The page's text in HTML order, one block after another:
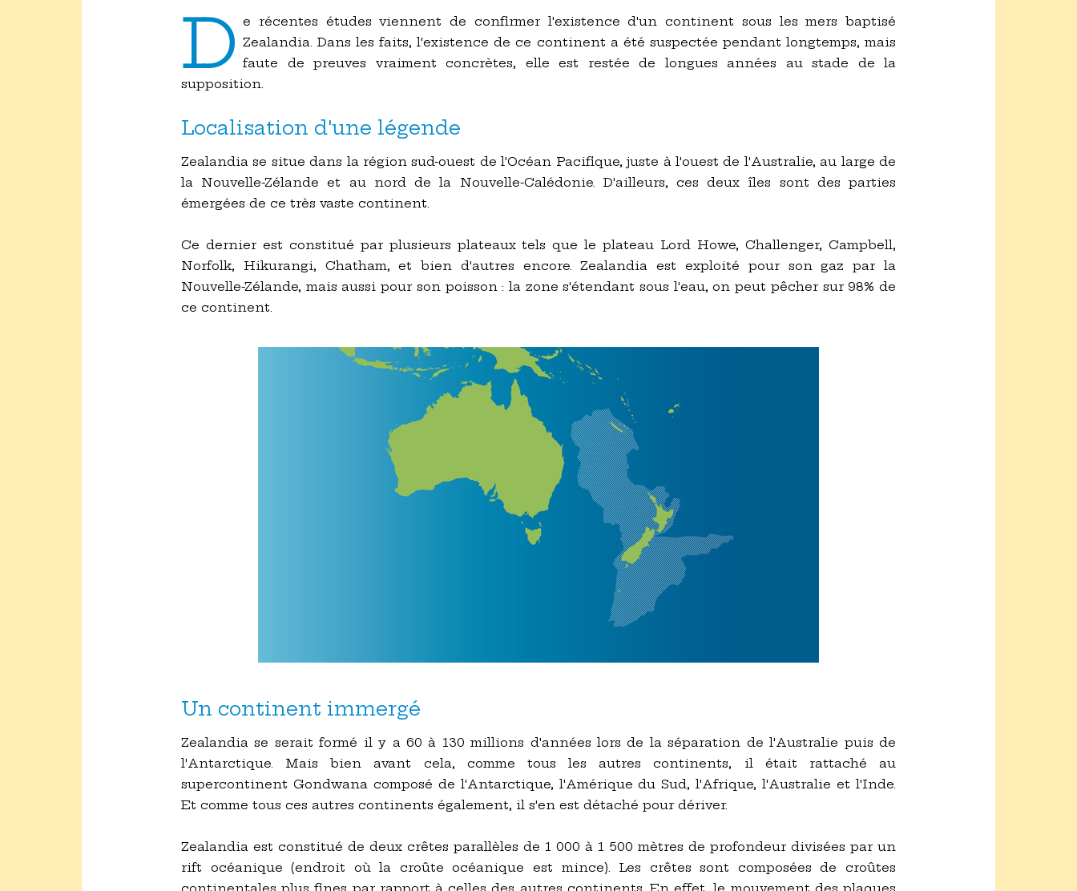
D e récentes études viennent de confirmer l'existence d'un continent sous les mers baptisé
Zealandia. Dans les faits, l'existence de ce continent a été suspectée pendant longtemps, mais
faute de preuves vraiment concrètes, elle est restée de longues années au stade de la
supposition.
Localisation d'une légende
Zealandia se situe dans la région sud-ouest de l'Océan Pacifique, juste à l'ouest de l'Australie, au large de
la Nouvelle-Zélande et au nord de la Nouvelle-Calédonie. D'ailleurs, ces deux îles sont des parties
émergées de ce très vaste continent.
Ce dernier est constitué par plusieurs plateaux tels que le plateau Lord Howe, Challenger, Campbell,
Norfolk, Hikurangi, Chatham, et bien d'autres encore. Zealandia est exploité pour son gaz par la
Nouvelle-Zélande, mais aussi pour son poisson : la zone s'étendant sous l'eau, on peut pêcher sur 98% de
ce continent.
Un continent immergé
Zealandia se serait formé il y a 60 à 130 millions d'années lors de la séparation de l'Australie puis de
l'Antarctique. Mais bien avant cela, comme tous les autres continents, il était rattaché au
supercontinent Gondwana composé de l'Antarctique, l'Amérique du Sud, l'Afrique, l'Australie et l'Inde.
Et comme tous ces autres continents également, il s'en est détaché pour dériver.
Zealandia est constitué de deux crêtes parallèles de 1 000 à 1 500 mètres de profondeur divisées par un
rift océanique (endroit où la croûte océanique est mince). Les crêtes sont composées de croûtes